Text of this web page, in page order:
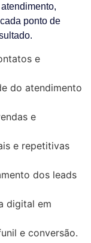
ponto de
e
do atendimento
e
e repetitivas
dos leads
digital em
e conversão.